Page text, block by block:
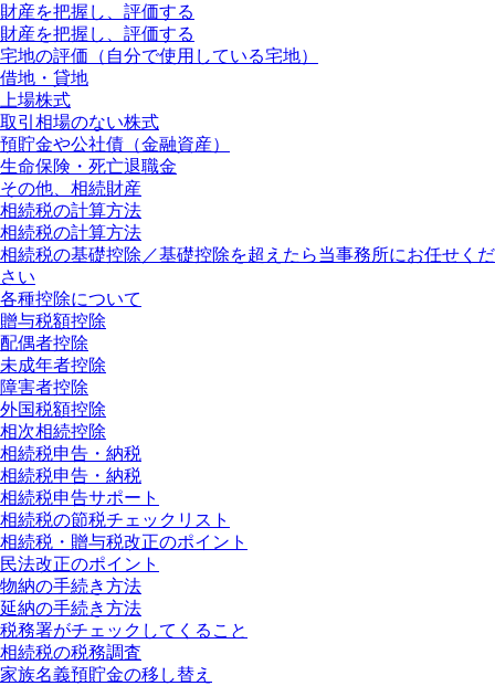
財産を把握し、評価する
財産を把握し、評価する
宅地の評価（自分で使用している宅地）
借地・貸地
上場株式
取引相場のない株式
預貯金や公社債（金融資産）
生命保険・死亡退職金
その他、相続財産
相続税の計算方法
相続税の計算方法
相続税の基礎控除／基礎控除を超えたら当事務所にお任せくだ
さい
各種控除について
贈与税額控除
配偶者控除
未成年者控除
障害者控除
外国税額控除
相次相続控除
相続税申告・納税
相続税申告・納税
相続税申告サポート
相続税の節税チェックリスト
相続税・贈与税改正のポイント
民法改正のポイント
物納の手続き方法
延納の手続き方法
税務署がチェックしてくること
相続税の税務調査
家族名義預貯金の移し替え